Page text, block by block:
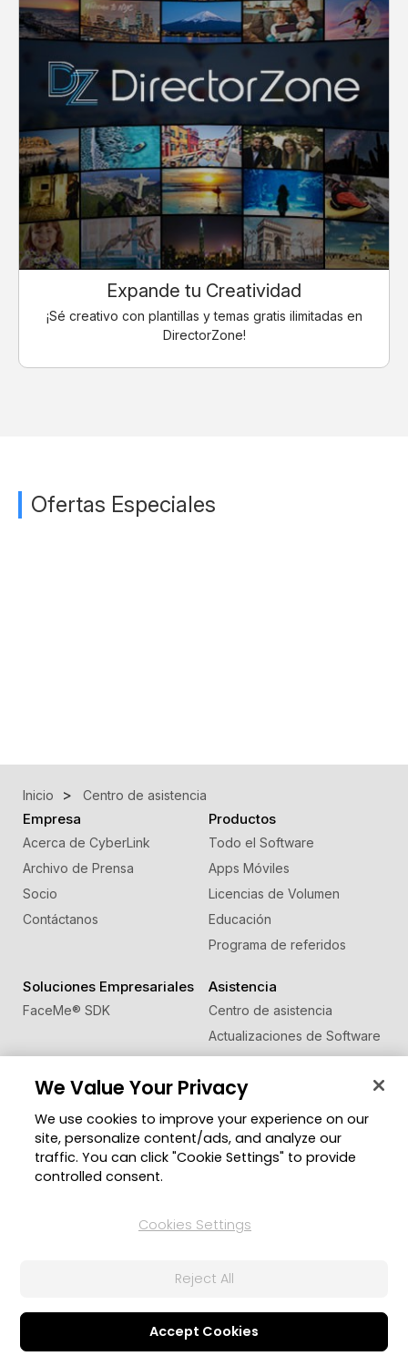
Expande tu Creatividad
¡Sé creativo con plantillas y temas gratis ilimitadas en
DirectorZone!
Ofertas Especiales
Inicio Centro de asistencia
Empresa
Acerca de CyberLink
Archivo de Prensa
Socio
Contáctanos
Productos
Todo el Software
Apps Móviles
Licencias de Volumen
Educación
Programa de referidos
Soluciones Empresariales
FaceMe® SDK
Asistencia
Centro de asistencia
Actualizaciones de Software
Centro de Aprendizaje
Zona de Miembros
Blog
Cambiar región
Configuración de cookies
We Value Your Privacy
We use cookies to improve your experience on our
site, personalize content/ads, and analyze our
traffic. You can click "Cookie Settings" to provide
controlled consent.
Cookies Settings
Reject All
Accept Cookies